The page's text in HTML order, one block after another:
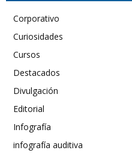
Corporativo
Curiosidades
Cursos
Destacados
Divulgación
Editorial
Infografía
infografía auditiva